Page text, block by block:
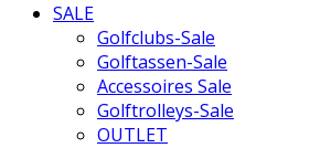
SALE
Golfclubs-Sale
Golftassen-Sale
Accessoires Sale
Golftrolleys-Sale
OUTLET